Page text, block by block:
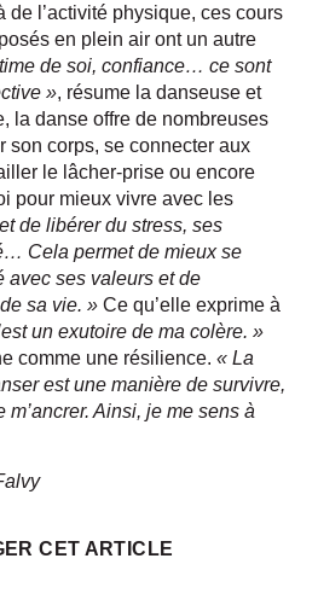
de l’activité physique, ces cours
en plein air ont un autre
de soi, confiance… ce sont
», résume la danseuse et
la danse offre de nombreuses
son corps, se connecter aux
le lâcher-prise ou encore
pour mieux vivre avec les
de libérer du stress, ses
Cela permet de mieux se
avec ses valeurs et de
sa vie. »Ce qu’elle exprime à
un exutoire de ma colère. »
comme une résilience. « La
est une manière de survivre,
m’ancrer. Ainsi, je me sens à
CET ARTICLE